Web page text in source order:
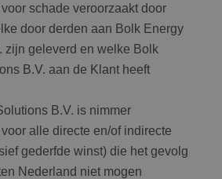
schade veroorzaakt door
door derden aan Bolk Energy
zijn geleverd en welke Bolk
B.V. aan de Klant heeft
B.V. is nimmer
alle directe en/of indirecte
gederfde winst) die het gevolg
Nederland niet mogen